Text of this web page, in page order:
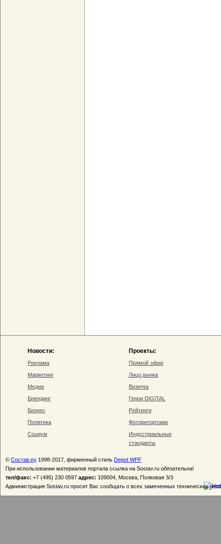
Новости:
Реклама
Маркетинг
Медиа
Брендинг
Бизнес
Политика
Социум
Проекты:
Прямой эфир
Лицо рынка
Визитка
Герои DIGITAL
Рейтинги
Фоторепортажи
Индустриальные
стандарты
© Состав.ру 1998-2017, фирменный стиль Depot WPF
При использовании материалов портала ссылка на Sostav.ru обязательна!
тел/факс: +7 (495) 230 0597 адрес: 109004, Москва, Полковая 3/3
Администрация Sostav.ru просит Вас сообщать о всех замеченных технических